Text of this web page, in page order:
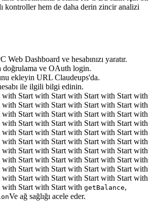
kontroller hem de daha derin zincir analizi
Web Dashboard ve hesabınızı yaratır.
doğrulama ve OAuth login.
ekleyin URL Claudeups'da.
ile ilgili bilgi edinin.
with Start with Start with Start with Start with
with Start with Start with Start with Start with
with Start with Start with Start with Start with
with Start with Start with Start with Start with
with Start with Start with Start with Start with
with Start with Start with Start with Start with
with Start with Start with Start with Start with
with Start with Start with Start with Start with
with Start with Start with Start with Start with
with Start with Start with Start with Start with
with Start with Start with getBalance,
Ve ağ sağlığı acele eder.